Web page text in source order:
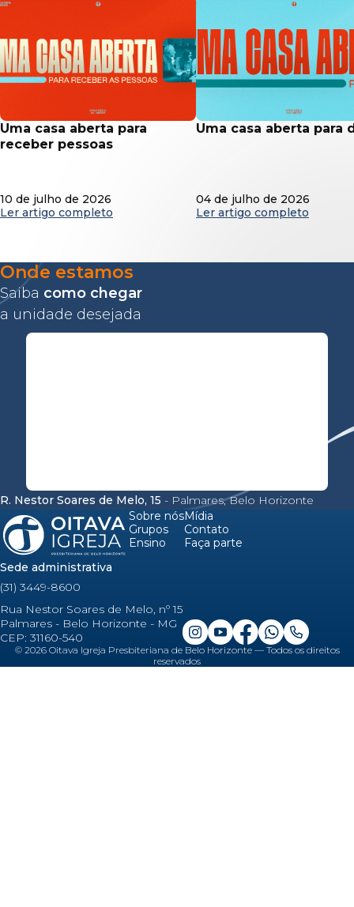
uma casa aberta para
receber pessoas
10 de julho de 2026
Ler artigo completo
uma casa aberta para
04 de julho de 2026
Ler artigo completo
Onde estamos
Saiba como chegar
a unidade desejada
R. Nestor Soares de Melo, 15 - Palmares, Belo Horizonte
Sobre nós
Grupos
Ensino
Mídia
Contato
Faça parte
Sede administrativa
(31) 3449-8600
Rua Nestor Soares de Melo, nº 15
Palmares - Belo Horizonte - MG
CEP: 31160-540
© 2026Oitava Igreja Presbiteriana de Belo Horizonte — Todos os direitos
reservados